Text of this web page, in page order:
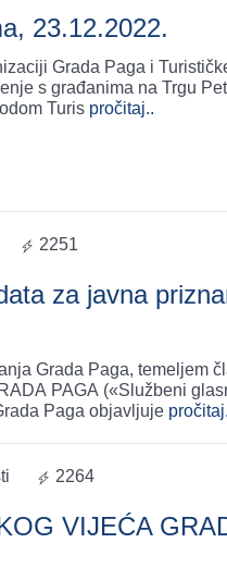
23.12.2022.
Grada Paga i
s građanima na Trgu
Turis pročitaj..
2251
za javna
Grada Paga, temeljem
PAGA («Službeni
Paga objavljuje
2264
VIJEĆA